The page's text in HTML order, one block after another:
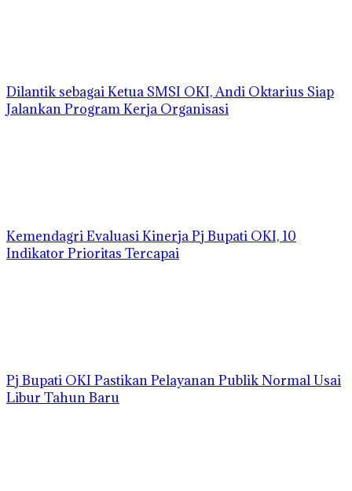
Dilantik sebagai Ketua SMSI OKI, Andi Oktarius Siap
Jalankan Program Kerja Organisasi
Kemendagri Evaluasi Kinerja Pj Bupati OKI, 10
Indikator Prioritas Tercapai
Pj Bupati OKI Pastikan Pelayanan Publik Normal Usai
Libur Tahun Baru